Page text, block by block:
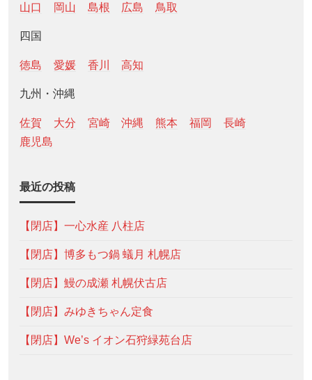
山口 岡山 島根 広島 鳥取
四国
徳島 愛媛 香川 高知
九州・沖縄
佐賀 大分 宮崎 沖縄 熊本 福岡
長崎
鹿児島
最近の投稿
【閉店】一心水産 八柱店
【閉店】博多もつ鍋 蟻月 札幌店
【閉店】鰻の成瀬 札幌伏古店
【閉店】みゆきちゃん定食
【閉店】We’s イオン石狩緑苑台店